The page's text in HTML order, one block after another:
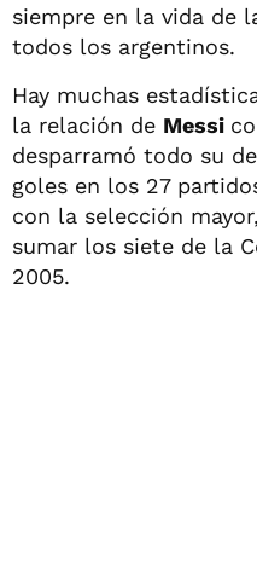
siempre en la vida de
todos los argentinos.
Hay muchas
la relación de Messi
desparramó todo su
goles en los 27
con la selección
sumar los siete de la
2005.